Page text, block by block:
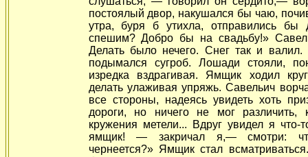
постоялый двор, накушался бы чаю,
утра, буря б утихла, отправились бы
спешим? Добро бы на свадьбу!»
Делать было нечего. Снег так и валил.
подымался сугроб. Лошади стояли,
изредка вздрагивая. Ямщик ходил
делать улаживая упряжь. Савельич
все стороны, надеясь увидеть хоть
дороги, но ничего не мог различить,
кружения метели... Вдруг увидел я что-
ямщик! — закричал я,— смотри:
чернеется?» Ямщик стал